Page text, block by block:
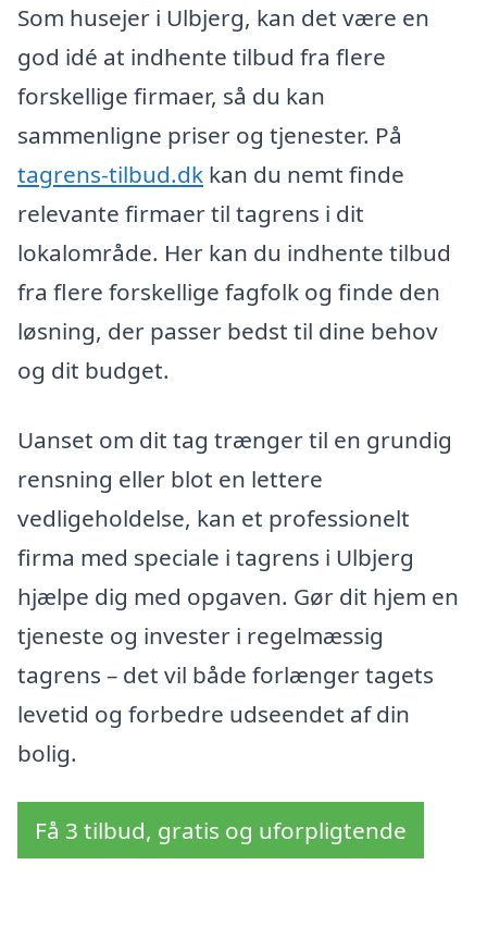
Som husejer i Ulbjerg, kan det være en
god idé at indhente tilbud fra flere
forskellige firmaer, så du kan
sammenligne priser og tjenester. På
tagrens-tilbud.dk kan du nemt finde
relevante firmaer til tagrens i dit
lokalområde. Her kan du indhente tilbud
fra flere forskellige fagfolk og finde den
løsning, der passer bedst til dine behov
og dit budget.
Uanset om dit tag trænger til en grundig
rensning eller blot en lettere
vedligeholdelse, kan et professionelt
firma med speciale i tagrens i Ulbjerg
hjælpe dig med opgaven. Gør dit hjem en
tjeneste og invester i regelmæssig
tagrens – det vil både forlænger tagets
levetid og forbedre udseendet af din
bolig.
Få 3 tilbud, gratis og uforpligtende